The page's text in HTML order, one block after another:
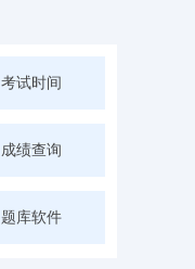
考试时间
成绩查询
题库软件